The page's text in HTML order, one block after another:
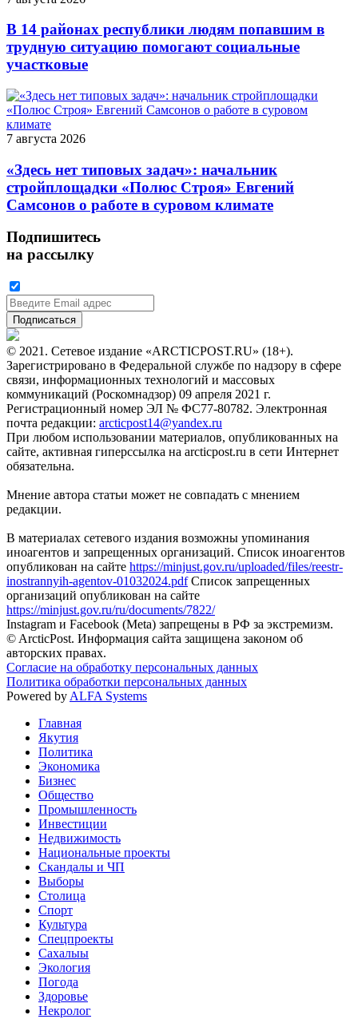
В 14 районах республики людям попавшим в
трудную ситуацию помогают социальные
участковые
7 августа 2026
«Здесь нет типовых задач»: начальник
стройплощадки «Полюс Строя» Евгений
Самсонов о работе в суровом климате
Подпишитесь
на рассылку
© 2021. Сетевое издание «ARCTICPOST.RU» (18+).
Зарегистрировано в Федеральной службе по надзору в сфере
связи, информационных технологий и массовых
коммуникаций (Роскомнадзор) 09 апреля 2021 г.
Регистрационный номер ЭЛ № ФС77-80782. Электронная
почта редакции: arcticpost14@yandex.ru
При любом использовании материалов, опубликованных на
сайте, активная гиперссылка на arcticpost.ru в сети Интернет
обязательна.
Мнение автора статьи может не совпадать с мнением
редакции.
В материалах сетевого издания возможны упоминания
иноагентов и запрещенных организаций. Список иноагентов
опубликован на сайте https://minjust.gov.ru/uploaded/files/reestr-
inostrannyih-agentov-01032024.pdfСписок запрещенных
организаций опубликован на сайте
https://minjust.gov.ru/ru/documents/7822/
Instagram и Facebook (Metа) запрещены в РФ за экстремизм.
© ArcticPost. Информация сайта защищена законом об
авторских правах.
Согласие на обработку персональных данных
Политика обработки персональных данных
Powered by ALFA Systems
Главная
Якутия
Политика
Экономика
Бизнес
Общество
Промышленность
Инвестиции
Недвижимость
Национальные проекты
Скандалы и ЧП
Выборы
Столица
Спорт
Культура
Спецпроекты
Сахалыы
Экология
Погода
Здоровье
Некролог